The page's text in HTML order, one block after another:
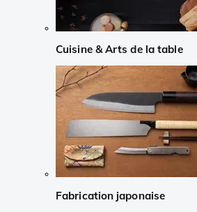
Cuisine & Arts de la table
Fabrication japonaise